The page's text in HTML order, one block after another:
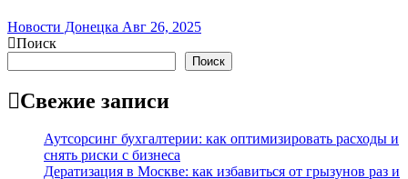
Новости Донецка Авг 26, 2025
Поиск
Поиск
Свежие записи
Аутсорсинг бухгалтерии: как оптимизировать расходы и
снять риски с бизнеса
Дератизация в Москве: как избавиться от грызунов раз и